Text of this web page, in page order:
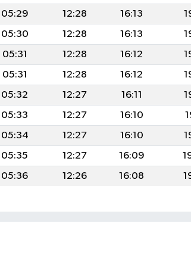
05:29 12:28 16:13
05:30 12:28 16:13
05:31 12:28 16:12
05:31 12:28 16:12
05:32 12:27 16:11
05:33 12:27 16:10
05:34 12:27 16:10
05:35 12:27 16:09
05:36 12:26 16:08